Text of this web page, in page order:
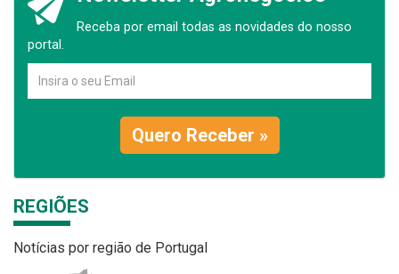
Receba por email todas as novidades do nosso
portal.
Quero Receber »
REGIÕES
Notícias por região de Portugal